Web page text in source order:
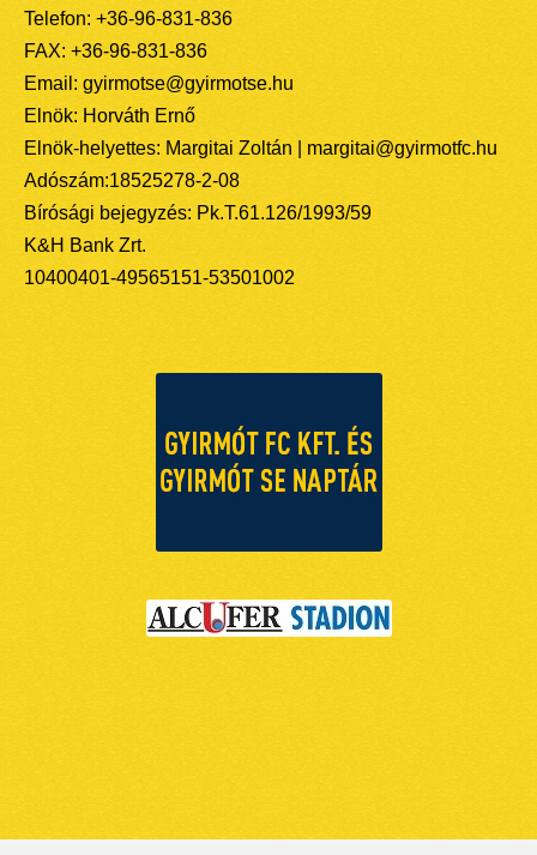
Telefon: +36-96-831-836
FAX: +36-96-831-836
Email: gyirmotse@gyirmotse.hu
Elnök: Horváth Ernő
Elnök-helyettes: Margitai Zoltán | margitai@gyirmotfc.hu
Adószám:18525278-2-08
Bírósági bejegyzés: Pk.T.61.126/1993/59
K&H Bank Zrt.
10400401-49565151-53501002